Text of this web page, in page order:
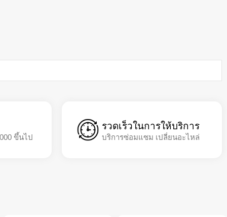
ขึ้นไป
รวดเร็วในการให้บริการ
บริการซ่อมแซม เปลี่ยนอะไหล่